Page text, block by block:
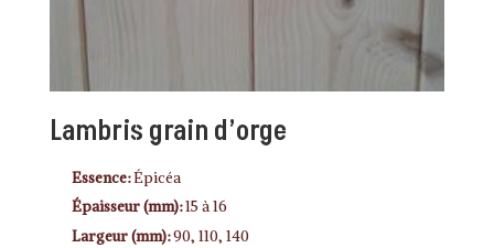
Lambris grain d’orge
Essence:Épicéa
Épaisseur (mm):15 à 16
Largeur (mm):90, 110, 140